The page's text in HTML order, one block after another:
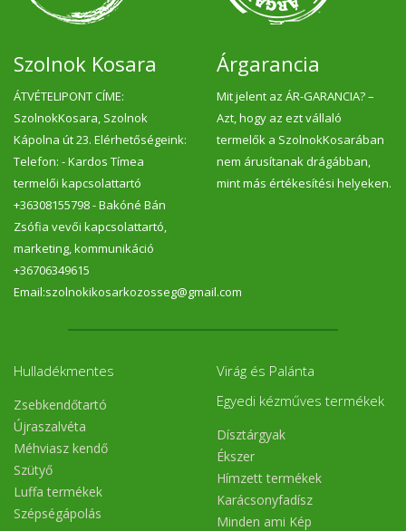
Szolnok Kosara
ÁTVÉTELIPONT CÍME:
SzolnokKosara, Szolnok
Kápolna út 23. Elérhetőségeink:
Telefon: - Kardos Tímea
termelői kapcsolattartó
+36308155798 - Bakóné Bán
Zsófia vevői kapcsolattartó,
marketing, kommunikáció
+36706349615
Email:szolnokikosarkozosseg@gmail.com
Árgarancia
Mit jelent az ÁR-GARANCIA? –
Azt, hogy az ezt vállaló
termelők a SzolnokKosarában
nem árusítanak drágábban,
mint más értékesítési helyeken.
Hulladékmentes
Zsebkendőtartó
Újraszalvéta
Méhviasz kendő
Szütyő
Luffa termékek
Szépségápolás
Virág és Palánta
Egyedi kézműves termékek
Dísztárgyak
Ékszer
Hímzett termékek
Karácsonyfadísz
Minden ami Kép